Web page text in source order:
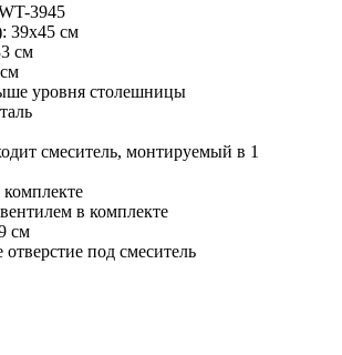
3945
39x45 см
см
уровня столешницы
смеситель, монтируемый в 1
в комплекте
см
под смеситель